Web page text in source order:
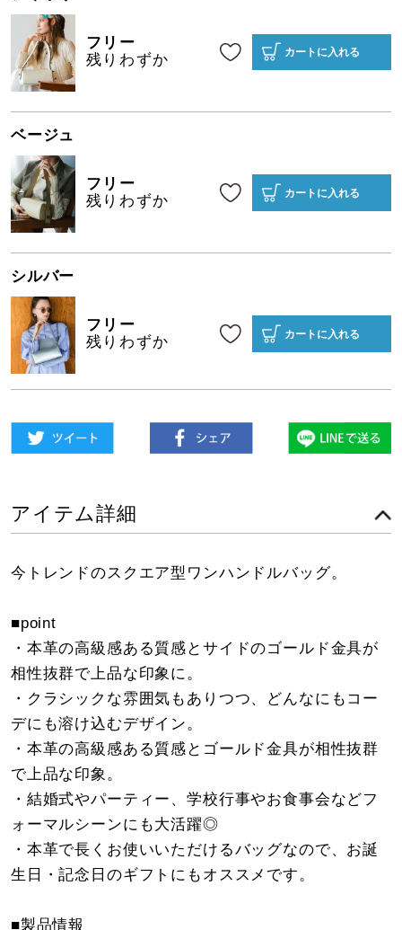
フリー
残りわずか
カートに入れる
ベージュ
フリー
残りわずか
カートに入れる
シルバー
フリー
残りわずか
カートに入れる
アイテム詳細
今トレンドのスクエア型ワンハンドルバッグ。
■point
・本革の高級感ある質感とサイドのゴールド金具が
相性抜群で上品な印象に。
・クラシックな雰囲気もありつつ、どんなにもコー
デにも溶け込むデザイン。
・本革の高級感ある質感とゴールド金具が相性抜群
で上品な印象。
・結婚式やパーティー、学校行事やお食事会などフ
ォーマルシーンにも大活躍◎
・本革で長くお使いいただけるバッグなので、お誕
生日・記念日のギフトにもオススメです。
■製品情報